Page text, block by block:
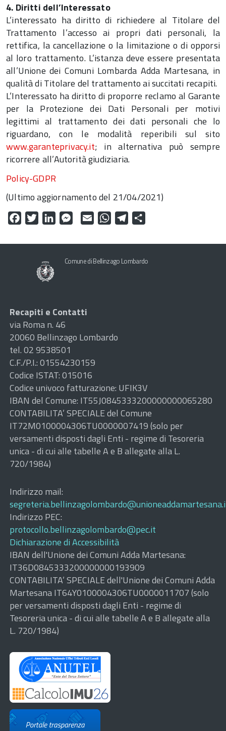
4. Diritti dell’Interessato
L’interessato ha diritto di richiedere al Titolare del
Trattamento l’accesso ai propri dati personali, la
rettifica, la cancellazione o la limitazione o di opporsi
al loro trattamento. L’istanza deve essere presentata
all’Unione dei Comuni Lombarda Adda Martesana, in
qualità di Titolare del trattamento ai succitati recapiti.
L’Interessato ha diritto di proporre reclamo al Garante
per la Protezione dei Dati Personali per motivi
legittimi al trattamento dei dati personali che lo
riguardano, con le modalità reperibili sul sito
www.garanteprivacy.it; in alternativa può sempre
ricorrere all’Autorità giudiziaria.
Policy-GDPR
(Ultimo aggiornamento del 21/04/2021)
FacebookTwitterLinkedInMessenger
Email WhatsAppTelegram
Comune di Bellinzago Lombardo
Recapiti e Contatti
via Roma n. 46
20060 Bellinzago Lombardo
tel. 02 9538501
C.F./P.I.: 01554230159
Codice ISTAT: 015016
Codice univoco fatturazione: UFIK3V
IBAN del Comune: IT55J0845333200000000065280
CONTABILITA’ SPECIALE del Comune
IT72M0100004306TU0000007419 (solo per
versamenti disposti dagli Enti - regime di Tesoreria
unica - di cui alle tabelle A e B allegate alla L.
720/1984)
Indirizzo mail:
Indirizzo PEC:
protocollo.bellinzagolombardo@pec.it
Dichiarazione di Accessibilità
IBAN dell'Unione dei Comuni Adda Martesana:
IT36D0845333200000000193909
CONTABILITA’ SPECIALE dell'Unione dei Comuni Adda
Martesana IT64Y0100004306TU0000011707 (solo
per versamenti disposti dagli Enti - regime di
Tesoreria unica - di cui alle tabelle A e B allegate alla
L. 720/1984)